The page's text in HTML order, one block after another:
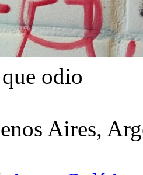
odio
Aires,